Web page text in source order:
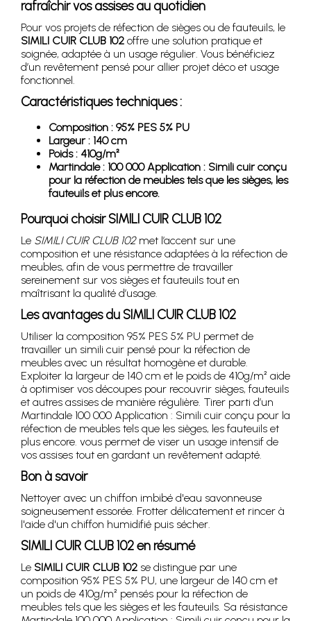
rafraîchir vos assises au quotidien
Pour vos projets de réfection de sièges ou de fauteuils, le
SIMILI CUIR CLUB 102 offre une solution pratique et
soignée, adaptée à un usage régulier. Vous bénéficiez
d’un revêtement pensé pour allier projet déco et usage
fonctionnel.
Caractéristiques techniques :
Composition : 95% PES 5% PU
Largeur : 140 cm
Poids : 410g/m²
Martindale : 100 000 Application : Simili cuir conçu
pour la réfection de meubles tels que les sièges, les
fauteuils et plus encore.
Pourquoi choisir SIMILI CUIR CLUB 102
Le SIMILI CUIR CLUB 102met l’accent sur une
composition et une résistance adaptées à la réfection de
meubles, afin de vous permettre de travailler
sereinement sur vos sièges et fauteuils tout en
maîtrisant la qualité d’usage.
Les avantages du SIMILI CUIR CLUB 102
Utiliser la composition 95% PES 5% PU permet de
travailler un simili cuir pensé pour la réfection de
meubles avec un résultat homogène et durable.
Exploiter la largeur de 140 cm et le poids de 410g/m² aide
à optimiser vos découpes pour recouvrir sièges, fauteuils
et autres assises de manière régulière. Tirer parti d’un
Martindale 100 000 Application : Simili cuir conçu pour la
réfection de meubles tels que les sièges, les fauteuils et
plus encore. vous permet de viser un usage intensif de
vos assises tout en gardant un revêtement adapté.
Bon à savoir
Nettoyer avec un chiffon imbibé d'eau savonneuse
soigneusement essorée. Frotter délicatement et rincer à
l'aide d'un chiffon humidifié puis sécher.
SIMILI CUIR CLUB 102 en résumé
Le SIMILI CUIR CLUB 102 se distingue par une
composition 95% PES 5% PU, une largeur de 140 cm et
un poids de 410g/m² pensés pour la réfection de
meubles tels que les sièges et les fauteuils. Sa résistance